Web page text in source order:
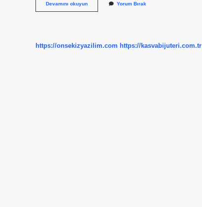
Devamını okuyunKurumuş
Kına
Yorum Bırak
https://onsekizyazilim.com https://kasvabijuteri.com.tr